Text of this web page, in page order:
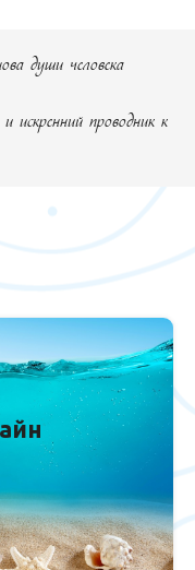
души человека
проводник к